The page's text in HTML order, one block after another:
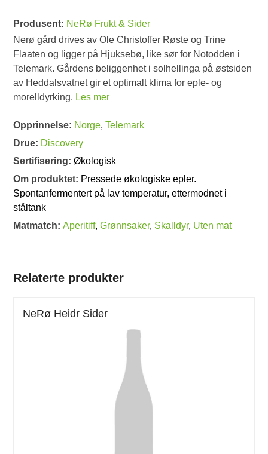
Produsent: NeRø Frukt & Sider
Nerø gård drives av Ole Christoffer Røste og Trine
Flaaten og ligger på Hjuksebø, like sør for Notodden i
Telemark. Gårdens beliggenhet i solhellinga på østsiden
av Heddalsvatnet gir et optimalt klima for eple- og
morelldyrking. Les mer
Opprinnelse: Norge,Telemark
Drue: Discovery
Sertifisering:Økologisk
Om produktet: Pressede økologiske epler.
Spontanfermentert på lav temperatur, ettermodnet i
ståltank
Matmatch:Aperitiff,Grønnsaker, Skalldyr, Uten mat
Relaterte produkter
NeRø Heidr Sider